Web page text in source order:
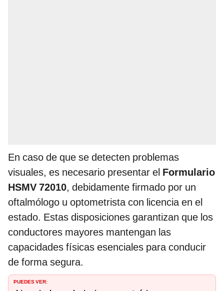
En caso de que se detecten problemas
visuales, es necesario presentar el Formulario
HSMV 72010, debidamente firmado por un
oftalmólogo u optometrista con licencia en el
estado. Estas disposiciones garantizan que los
conductores mayores mantengan las
capacidades físicas esenciales para conducir
de forma segura.
PUEDES VER: